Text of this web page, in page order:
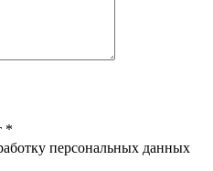
*
персональных данных